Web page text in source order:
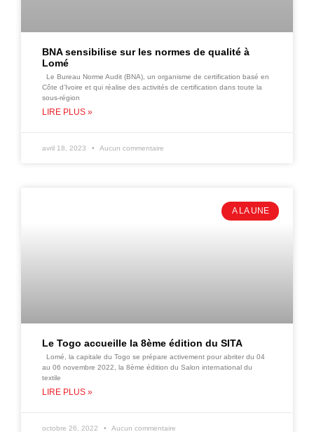
BNA sensibilise sur les normes de qualité à
Lomé
Le Bureau Norme Audit (BNA), un organisme de certification basé en
Côte d’Ivoire et qui réalise des activités de certification dans toute la
sous-région
LIRE PLUS »
avril 18, 2023 Aucun commentaire
A LA UNE
Le Togo accueille la 8ème édition du SITA
Lomé, la capitale du Togo se prépare activement pour abriter du 04
au 06 novembre 2022, la 8ème édition du Salon international du
textile
LIRE PLUS »
octobre 26, 2022 Aucun commentaire